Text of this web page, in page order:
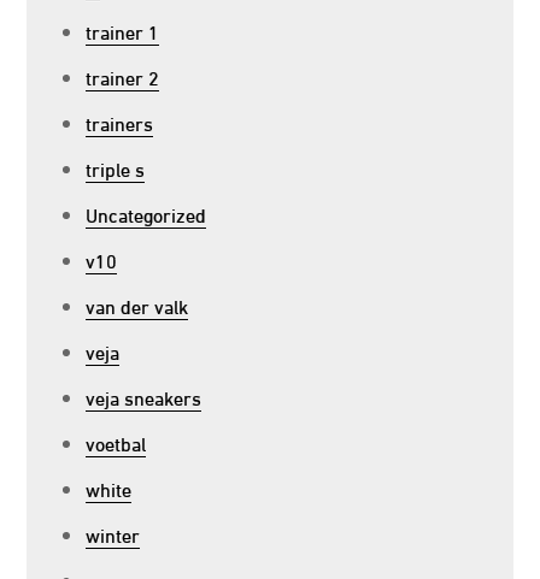
trainer 1
trainer 2
trainers
triple s
Uncategorized
v10
van der valk
veja
veja sneakers
voetbal
white
winter